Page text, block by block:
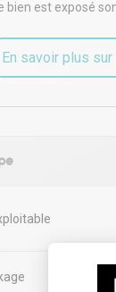
bien est exposé
En savoir plus